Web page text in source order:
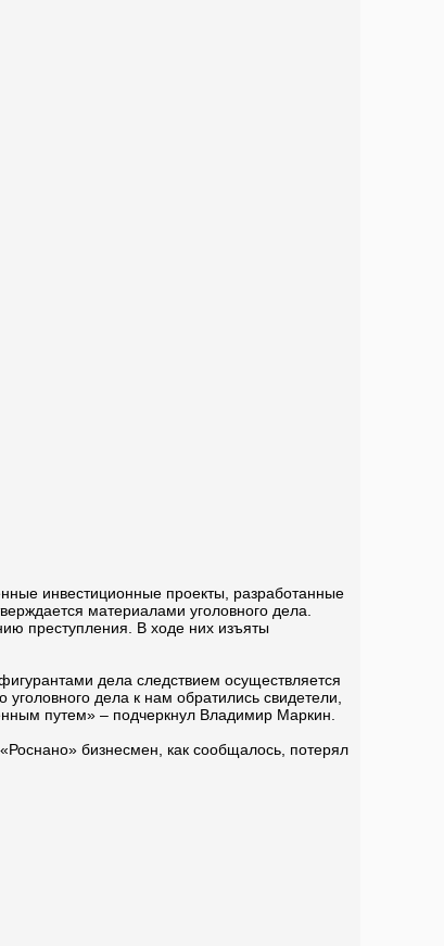
инвестиционные проекты, разработанные
материалами уголовного дела.
преступления. В ходе них изъяты
дела следствием осуществляется
дела к нам обратились свидетели,
путем» – подчеркнул Владимир Маркин.
бизнесмен, как сообщалось, потерял